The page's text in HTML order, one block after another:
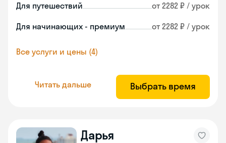
Для путешествий от 2282 ₽ / урок
Для начинающих - премиум от 2282 ₽ / урок
Все услуги и цены (4)
Читать дальше Выбрать время
Дарья